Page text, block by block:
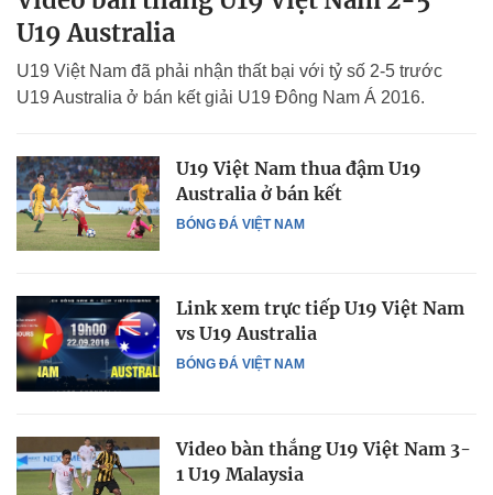
U19 Australia
U19 Việt Nam đã phải nhận thất bại với tỷ số 2-5 trước
U19 Australia ở bán kết giải U19 Đông Nam Á 2016.
BÓNG ĐÁ VIỆT NAM
U19 Việt Nam thua đậm U19
Australia ở bán kết
BÓNG ĐÁ VIỆT NAM
Link xem trực tiếp U19 Việt Nam
vs U19 Australia
Video bàn thắng U19 Việt Nam 3-
1 U19 Malaysia